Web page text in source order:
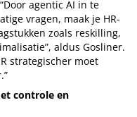
agentic AI in te
vragen, maak je HR-
zoals reskilling,
aldus Gosliner.
strategischer moet
controle en